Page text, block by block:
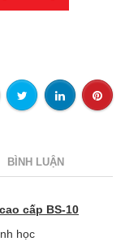
BÌNH LUẬN
cấp BS-10
học